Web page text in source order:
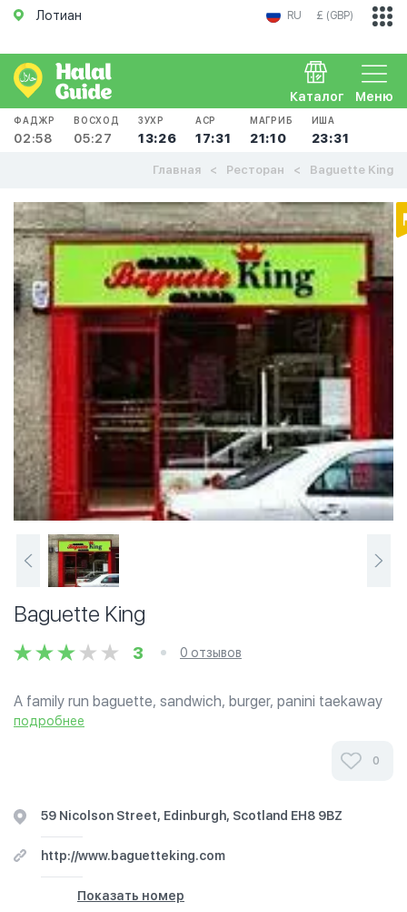
Лотиан RU £ (GBP)
Меню
Каталог
ФАДЖР
02:58
ВОСХОД
05:27
ЗУХР
13:26
АСР
17:31
МАГРИБ
21:10
ИША
23:31
Главная Ресторан Baguette King
Baguette King
3 0 отзывов
A family run baguette, sandwich, burger, panini taekaway
and some seats for dining in. Open Weekdays 8am-7pm;
подробнее
0
59 Nicolson Street, Edinburgh, Scotland EH8 9BZ
http://www.baguetteking.com
Показать номер